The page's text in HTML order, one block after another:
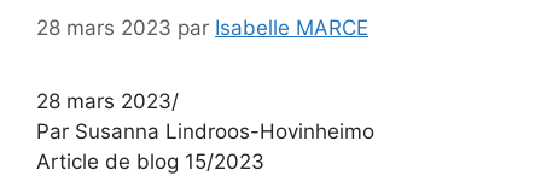
28 mars 2023 par Isabelle MARCE
28 mars 2023/
Par Susanna Lindroos-Hovinheimo
Article de blog 15/2023